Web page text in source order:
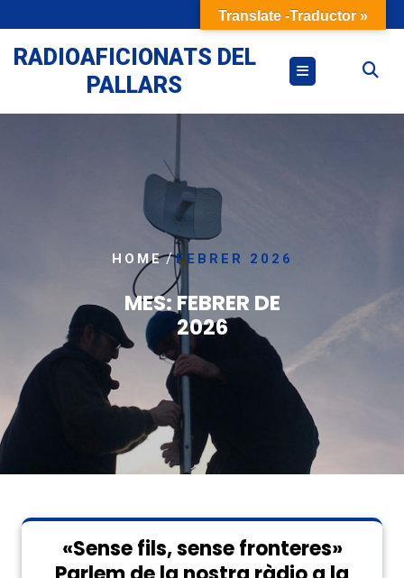
to
content
RADIOAFICIONATS DEL
PALLARS
HOME/FEBRER 2026
MES: FEBRER DE
2026
«Sense fils, sense fronteres»
Translate -Traductor »